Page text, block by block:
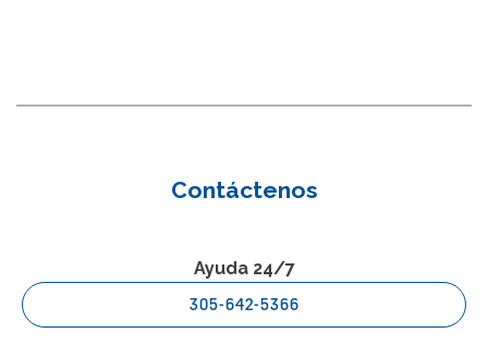
Contáctenos
Ayuda 24/7
305-642-5366